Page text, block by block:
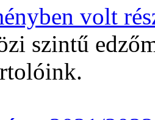
volt
szintű